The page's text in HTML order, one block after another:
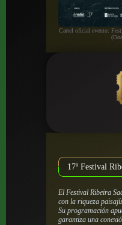
Cartel oficial evento:
17º Festival
El Festival Ribeira
con la riqueza
Su programación
garantiza una